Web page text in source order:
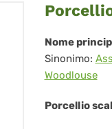
Nome
Sinonimo:
Woodlouse
Porcellio